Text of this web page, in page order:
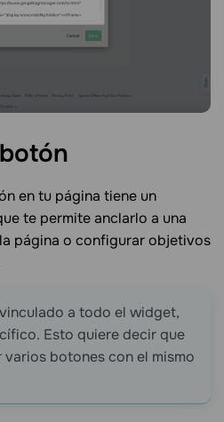
botón
en tu página tiene un
te permite anclarlo a una
página o configurar objetivos
a todo el widget,
Esto quiere decir que
botones con el mismo